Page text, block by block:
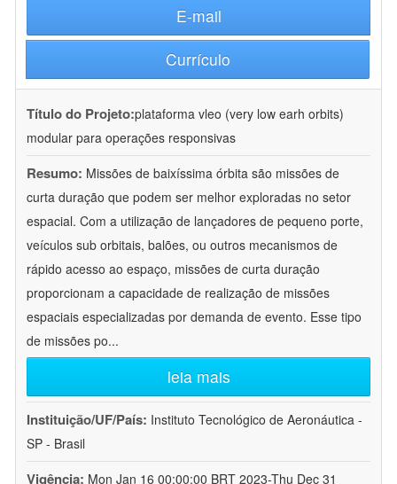
E-mail
Currículo
Título do Projeto:plataforma vleo (very low earh orbits)
modular para operações responsivas
Resumo: Missões de baixíssima órbita são missões de
curta duração que podem ser melhor exploradas no setor
espacial. Com a utilização de lançadores de pequeno porte,
veículos sub orbitais, balões, ou outros mecanismos de
rápido acesso ao espaço, missões de curta duração
proporcionam a capacidade de realização de missões
espaciais especializadas por demanda de evento. Esse tipo
de missões po...
leia mais
Instituição/UF/País: Instituto Tecnológico de Aeronáutica -
SP - Brasil
Vigência: Mon Jan 16 00:00:00 BRT 2023-Thu Dec 31